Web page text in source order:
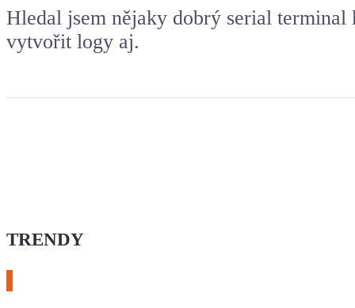
Hledal jsem nějaky dobrý serial
vytvořit logy aj.
TRENDY